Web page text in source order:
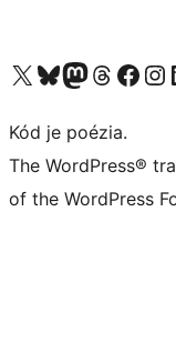
Navštívte náš účet na X (predtým Twitter)
Navštívte náš účet na platforme Bluesky
Navštívte náš účet na
Navštívte náš účet na platforme
Navštívte našu
Kód je poézia.
The WordPress®
of the WordPress